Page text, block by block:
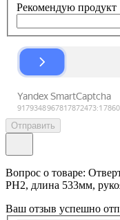
Рекомендую продукт
Отправить
Вопрос о товаре:
РН2, длина 533мм,
Ваш отзыв успешно